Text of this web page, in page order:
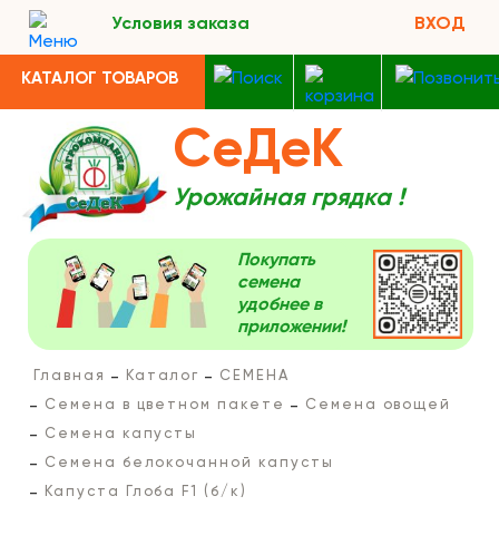
Условия заказа ВХОД
КАТАЛОГ ТОВАРОВ
СеДеК
Урожайная грядка !
Покупать
семена
удобнее в
приложении!
Главная Каталог
СЕМЕНА
Семена в цветном пакете
Семена овощей
Семена капусты
Семена белокочанной капусты
Капуста Глоба F1 (б/к)